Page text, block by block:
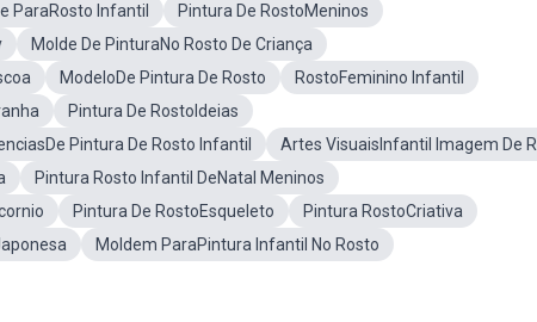
ParaRosto Infantil
Pintura De RostoMeninos
Molde De PinturaNo Rosto De Criança
ModeloDe Pintura De Rosto
RostoFeminino Infantil
Pintura De RostoIdeias
Pintura De Rosto Infantil
Artes VisuaisInfantil Imagem De
Pintura Rosto Infantil DeNatal Meninos
Pintura De RostoEsqueleto
Pintura RostoCriativa
Moldem ParaPintura Infantil No Rosto